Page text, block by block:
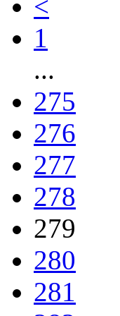
1
...
275
276
277
278
279
280
281